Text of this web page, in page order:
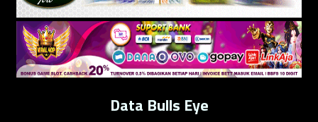
Data Bulls Eye